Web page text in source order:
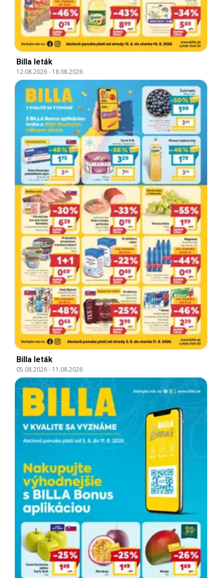
Billa leták
12.08.2026- 18.08.2026
Billa leták
05.08.2026- 11.08.2026